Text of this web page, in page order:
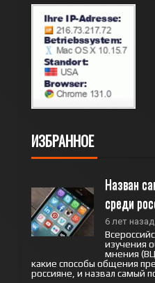
ИЗБРАННОЕ
Назван
среди
6 лет назад
изучения
мнения
какие способы общения
россияне, и назвал самый